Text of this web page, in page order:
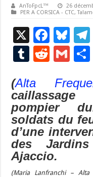
AnToFpcL™
26
PER A CORSICA - CTC,
X
F
ac
e
b
o
o
k
Bl
u
es
ky
T
m
bl
r
R
d
di
t
G
ai
l
(Alta
pompier
soldats du
d’une
des
Ajaccio.
(Maria Lanfranchi – Alta